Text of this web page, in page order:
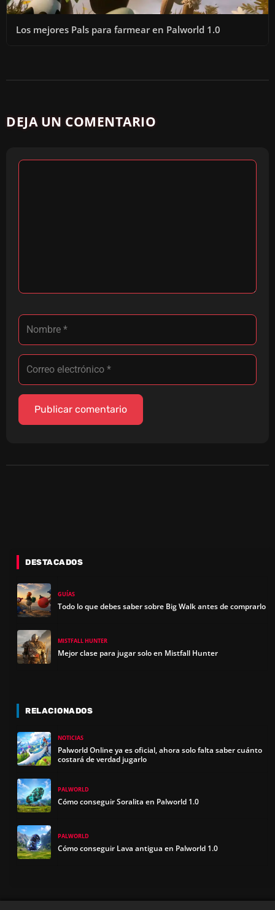
Los mejores Pals para farmear en Palworld 1.0
DEJA UN COMENTARIO
DESTACADOS
GUÍAS
Todo lo que debes saber sobre Big Walk antes de comprarlo
MISTFALL HUNTER
Mejor clase para jugar solo en Mistfall Hunter
RELACIONADOS
NOTICIAS
Palworld Online ya es oficial, ahora solo falta saber cuánto
costará de verdad jugarlo
PALWORLD
Cómo conseguir Soralita en Palworld 1.0
PALWORLD
Cómo conseguir Lava antigua en Palworld 1.0